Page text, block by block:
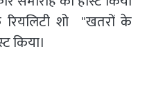
शो "खतरों के
किया।